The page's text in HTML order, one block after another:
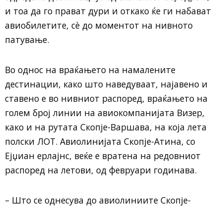
и тоа да го прават дури и откако ќе ги набават
авиобилетите, сè до моментот на нивното
патување.
Во однос на враќањето на намалените
дестинации, како што наведуваат, најавено и
ставено е во нивниот распоред, враќањето на
голем број линии на авиокомпанијата Визер,
како и на рутата Скопје-Варшава, на која лета
полски ЛОТ. Авиолинијата Скопје-Атина, со
Ејџиан ерлајнс, веќе е вратена на редовниот
распоред на летови, од февруари годинава.
– Што се однесува до авиолиниите Скопје-